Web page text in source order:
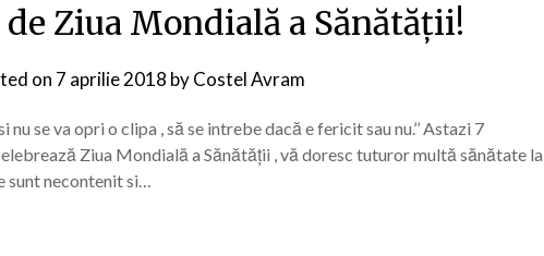
Ziua Mondială a Sănătăţii!
on 7 aprilie 2018 byCostel Avram
nu se va opri o clipa , să se intrebe dacă e fericit sau nu.’’ Astazi 7
Ziua Mondială a Sănătăţii , vă doresc tuturor multă sănătate la
sunt necontenit si…